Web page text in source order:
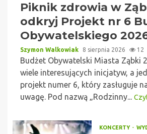
Piknik zdrowia w
odkryj Projekt nr 6
Obywatelskiego
Szymon Walkowiak 8 sierpnia 2026 12
Budżet Obywatelski Miasta Ząbki
wiele interesujących inicjatyw, a
projekt numer 6, który zasługuje
uwagę. Pod nazwą „Rodzinny...
KONCERTY